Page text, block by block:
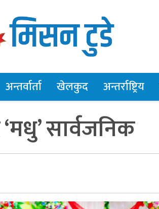
अन्तर्वार्ता खेलकुद अन्तर्राष्ट्रिय
सार्वजनिक